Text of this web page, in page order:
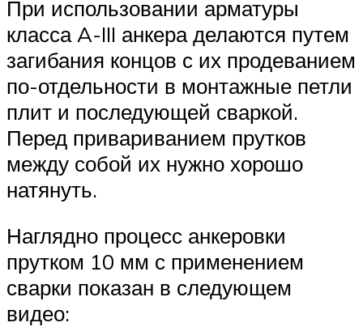
При использовании арматуры
класса A-III анкера делаются путем
загибания концов с их продеванием
по-отдельности в монтажные петли
плит и последующей сваркой.
Перед привариванием прутков
между собой их нужно хорошо
натянуть.
Наглядно процесс анкеровки
прутком 10 мм с применением
сварки показан в следующем
видео: